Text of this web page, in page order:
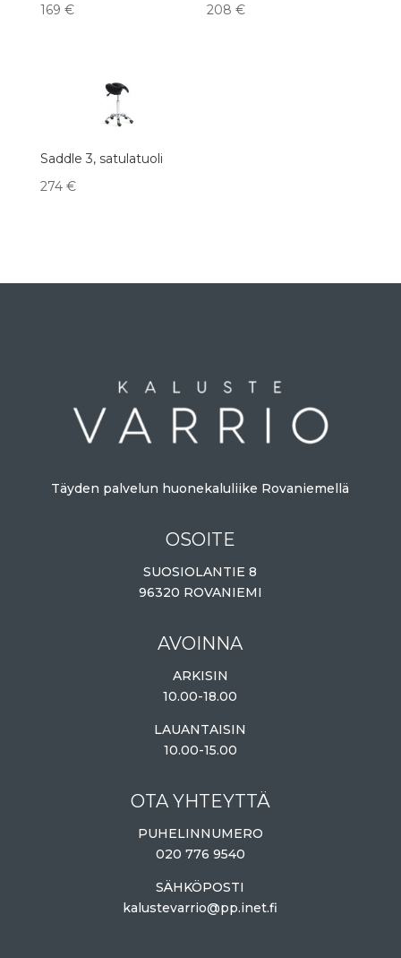
169 €
208€
Saddle 3, satulatuoli
274 €
Täyden palvelun huonekaluliike Rovaniemellä
OSOITE
SUOSIOLANTIE 8
96320 ROVANIEMI
AVOINNA
ARKISIN
10.00-18.00
LAUANTAISIN
10.00-15.00
OTA YHTEYTTÄ
PUHELINNUMERO
020 776 9540
SÄHKÖPOSTI
kalustevarrio@pp.inet.fi